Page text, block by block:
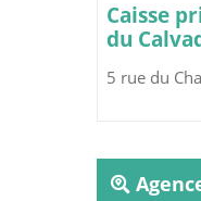
Caisse
du
5 rue du